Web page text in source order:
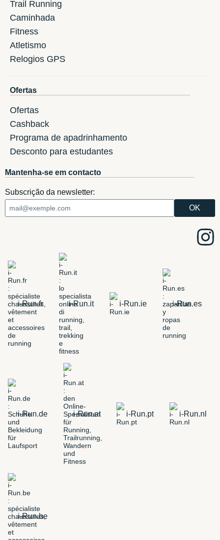
Trail Running
Caminhada
Fitness
Atletismo
Relogios GPS
Ofertas
Ofertas
Cashback
Programa de apadrinhamento
Desconto para estudantes
Mantenha-se em contacto
Subscrição da newsletter:
i-Run.fr i-Run.it i-Run.ie i-Run.es
i-Run.de i-Run.at i-Run.pt i-Run.nl
i-Run.be